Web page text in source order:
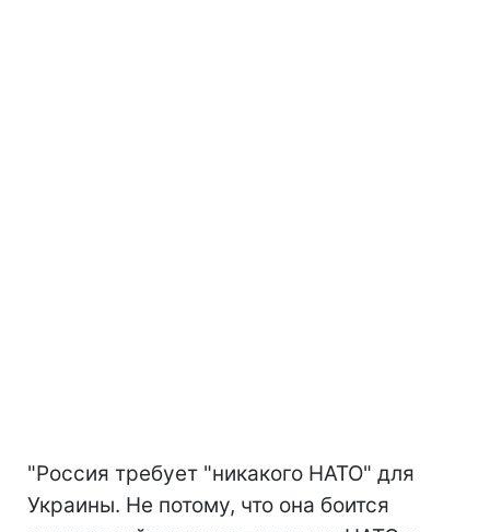
"Россия требует "никакого НАТО" для
Украины. Не потому, что она боится